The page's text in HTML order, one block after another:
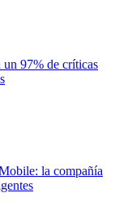
97% de críticas
la compañía